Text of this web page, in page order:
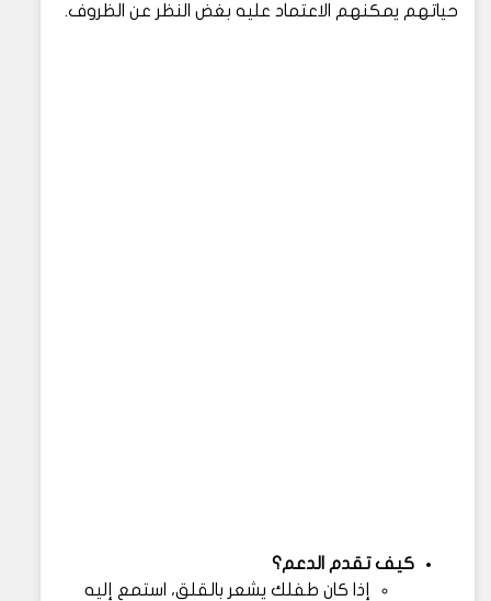
حياتهم يمكنهم الاعتماد عليه بغض النظر عن الظروف.
كيف تقدم الدعم؟
إذا كان طفلك يشعر بالقلق، استمع إليه